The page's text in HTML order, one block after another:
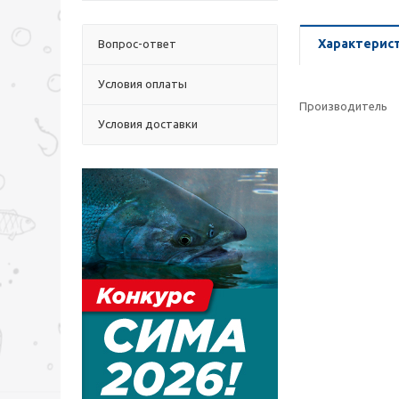
Вопрос-ответ
Условия оплаты
Условия доставки
Производитель